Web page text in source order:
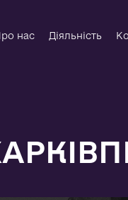
нас Діяльність